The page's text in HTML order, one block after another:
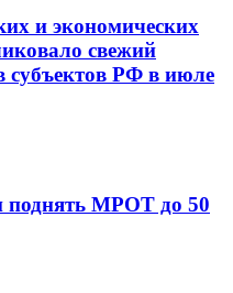
и экономических
свежий
субъектов РФ в июле
поднять МРОТ до 50